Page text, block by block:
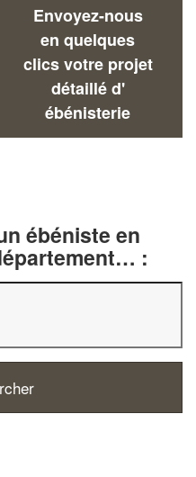
Envoyez-nous
en quelques
clics votre projet
détaillé d'
ébénisterie
ébéniste en
: